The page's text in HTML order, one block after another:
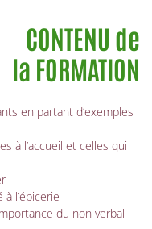
CONTENU de
la FORMATION
en partant d’exemples
à l’accueil et celles qui
l’épicerie
du non verbal